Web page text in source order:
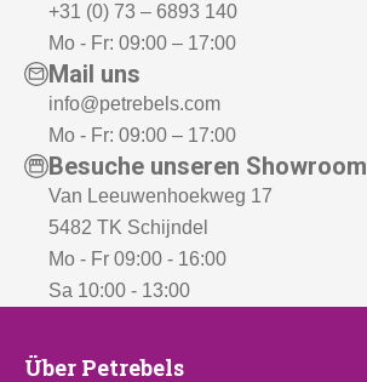
+31 (0) 73 – 6893 140
Mo - Fr: 09:00 – 17:00
Mail uns
info@petrebels.com
Mo - Fr: 09:00 – 17:00
Besuche unseren Showroom
Van Leeuwenhoekweg 17
5482 TK Schijndel
Mo - Fr 09:00 - 16:00
Sa 10:00 - 13:00
Über
Über Petrebels